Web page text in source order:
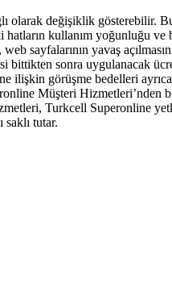
olarak değişiklik
kullanım yoğunluğu
sayfalarının yavaş
bittikten sonra uygulanacak
görüşme bedelleri ayrıca
Müşteri Hizmetleri’nden
Turkcell Superonline
tutar.